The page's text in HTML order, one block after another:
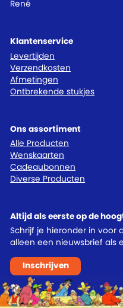
Klantenservice
Levertijden
Verzendkosten
Afmetingen
Ontbrekende stukjes
Ons assortiment
Alle Producten
Wenskaarten
Cadeaubonnen
Diverse Producten
René
Altijd als eerste op de
Schrijf je hieronder in voor
alleen een nieuwsbrief als
Inschrijven